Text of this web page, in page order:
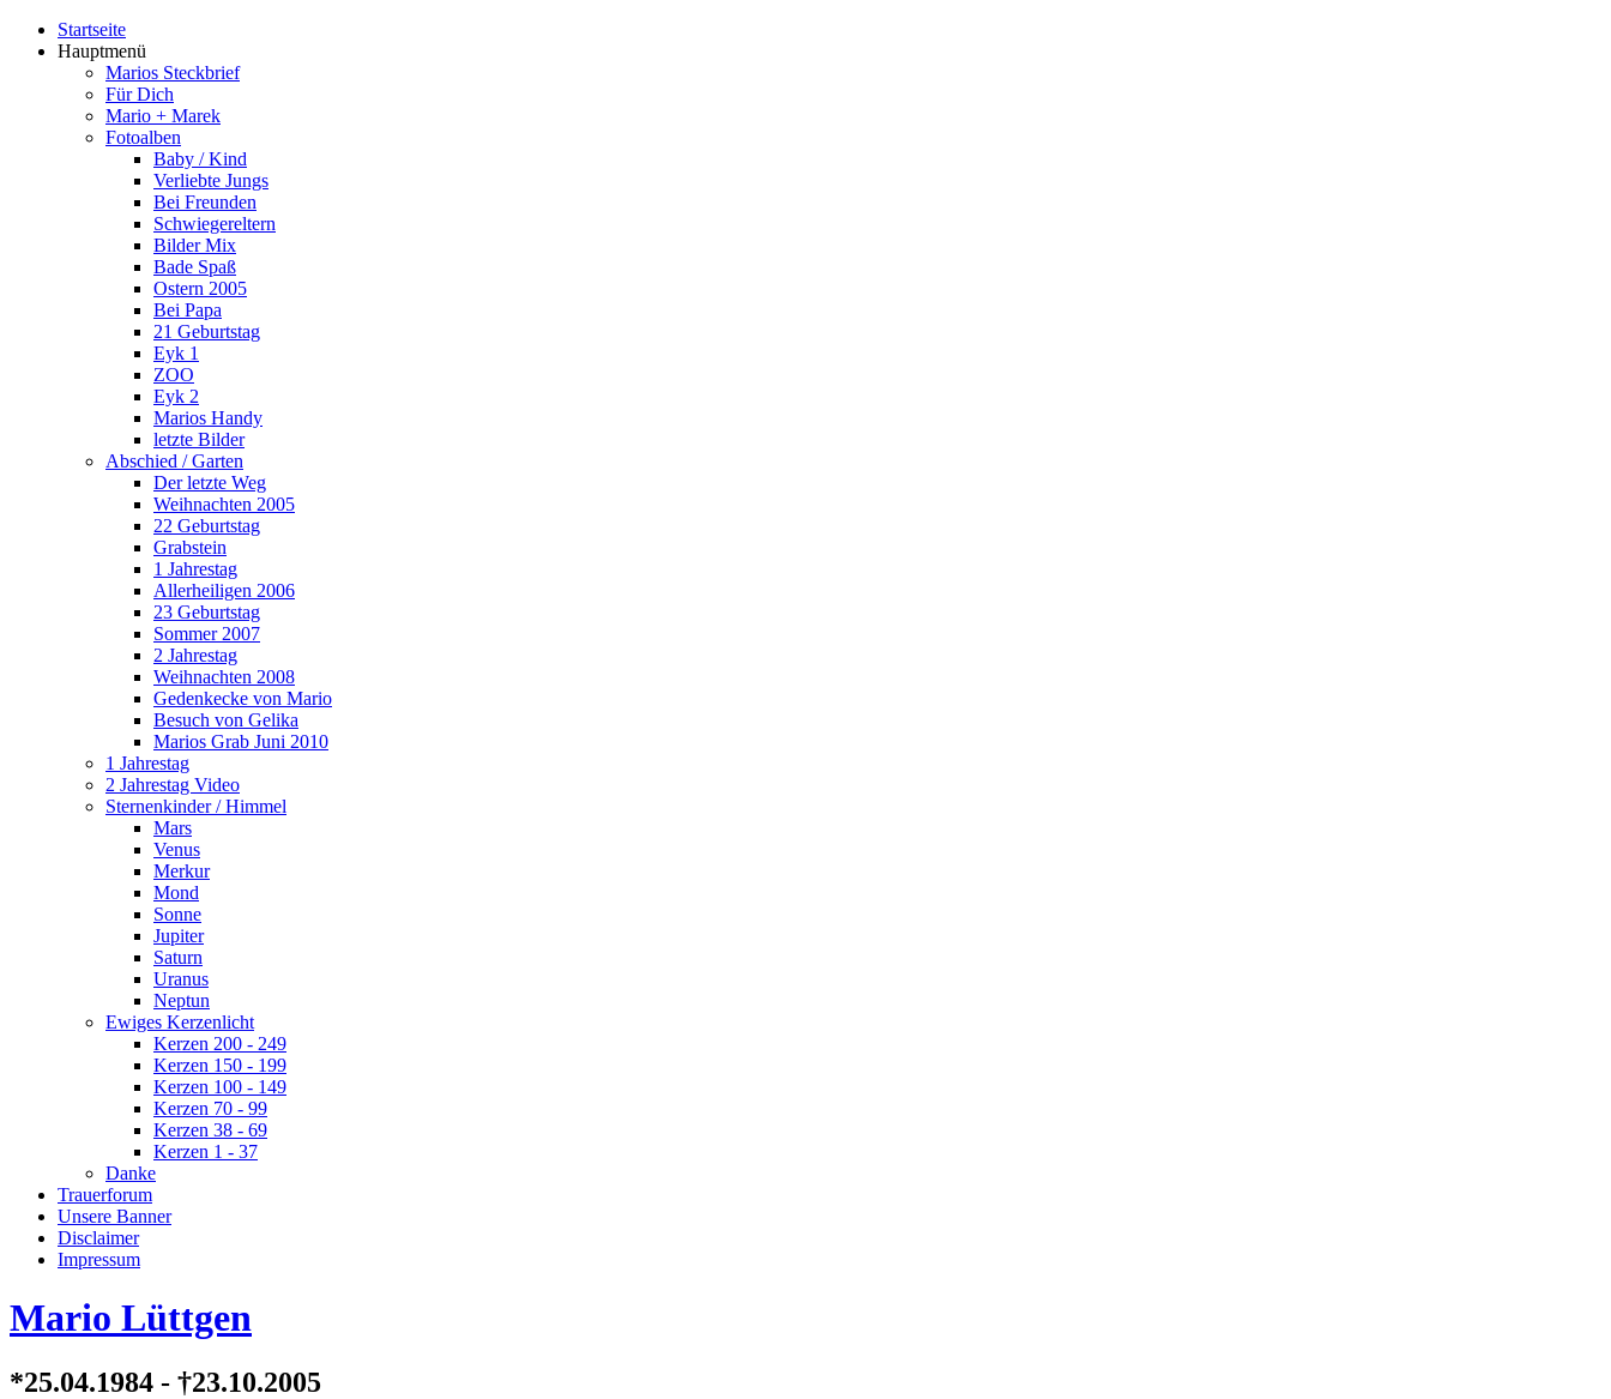
Startseite
Hauptmenü
Marios Steckbrief
Für Dich
Mario + Marek
Fotoalben
Baby / Kind
Verliebte Jungs
Bei Freunden
Schwiegereltern
Bilder Mix
Bade Spaß
Ostern 2005
Bei Papa
21 Geburtstag
Eyk 1
ZOO
Eyk 2
Marios Handy
letzte Bilder
Abschied / Garten
Der letzte Weg
Weihnachten 2005
22 Geburtstag
Grabstein
1 Jahrestag
Allerheiligen 2006
23 Geburtstag
Sommer 2007
2 Jahrestag
Weihnachten 2008
Gedenkecke von Mario
Besuch von Gelika
Marios Grab Juni 2010
1 Jahrestag
2 Jahrestag Video
Sternenkinder / Himmel
Mars
Venus
Merkur
Mond
Sonne
Jupiter
Saturn
Uranus
Neptun
Ewiges Kerzenlicht
Kerzen 200 - 249
Kerzen 150 - 199
Kerzen 100 - 149
Kerzen 70 - 99
Kerzen 38 - 69
Kerzen 1 - 37
Danke
Trauerforum
Unsere Banner
Disclaimer
Impressum
Mario Lüttgen
*25.04.1984 - †23.10.2005